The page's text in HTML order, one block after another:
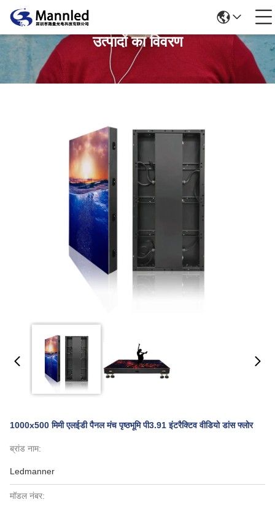
उत्पादों का विवरण
1000x500 मिमी एलईडी पैनल मंच पृष्ठभूमि पी3.91 इंटरैक्टिव वीडियो डांस फ्लोर
ब्रांड नाम:
Ledmanner
मॉडल नंबर: